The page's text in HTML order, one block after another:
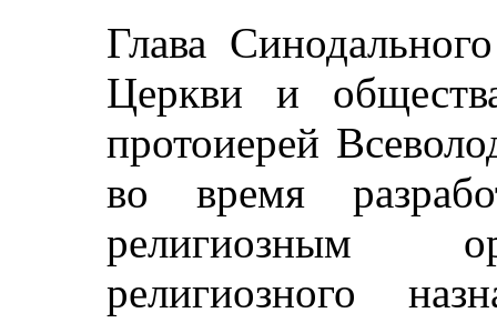
Глава
Церкви и
протоиерей
во время
религиозным
религиозного